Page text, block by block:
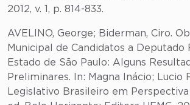
2012, v. 1, p. 814-833.
AVELINO, George; Biderman, Ciro.
Municipal de Candidatos a Deputado
Estado de São Paulo: Alguns
Preliminares. In: Magna Inácio; Lucio
Legislativo Brasileiro em Perspectiva